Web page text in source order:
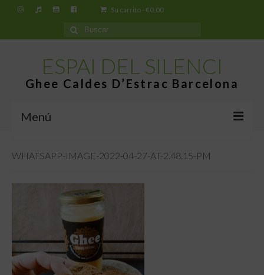
Su carrito -€0,00
Buscar
por:
ESPAI DEL SILENCI
Ghee Caldes D’Estrac Barcelona
Menú
¿Qué es el Ghee Caldes d’Estrac?
Tienda virtual
Tiendas
WHATSAPP-IMAGE-2022-04-27-AT-2.48.15-PM